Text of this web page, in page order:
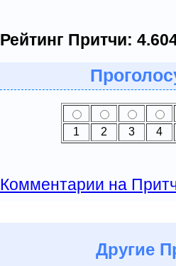
Рейтинг Притчи:
1 2 3 4
Комментарии на
Другие